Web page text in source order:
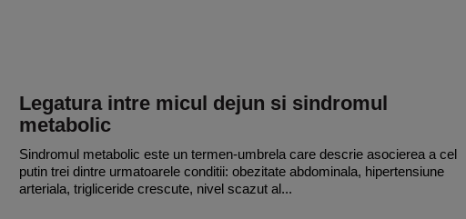
Legatura intre micul dejun si sindromul
metabolic
Sindromul metabolic este un termen-umbrela care descrie asocierea a cel
putin trei dintre urmatoarele conditii: obezitate abdominala, hipertensiune
arteriala, trigliceride crescute, nivel scazut al...